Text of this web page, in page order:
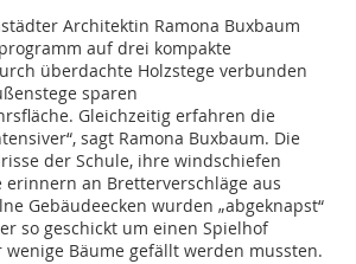
Architektin Ramona Buxbaum
auf drei kompakte
überdachte Holzstege verbunden
sparen
Gleichzeitig erfahren die
sagt Ramona Buxbaum. Die
der Schule, ihre windschiefen
erinnern an Bretterverschläge aus
Gebäudeecken wurden „abgeknapst“
so geschickt um einen Spielhof
Bäume gefällt werden mussten.